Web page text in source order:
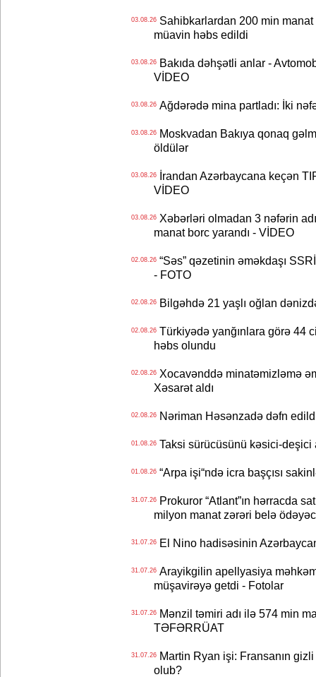
03.08.26Sahibkarlardan 200 min manat
müavin həbs edildi
03.08.26Bakıda dəhşətli anlar -
VİDEO
03.08.26Ağdərədə mina partladı: İki
03.08.26Moskvadan Bakıya qonaq
öldülər
03.08.26İrandan Azərbaycana keçən
VİDEO
03.08.26Xəbərləri olmadan 3 nəfərin
manat borc yarandı - VİDEO
02.08.26“Səs” qəzetinin əməkdaşı
- FOTO
02.08.26Bilgəhdə 21 yaşlı oğlan
02.08.26Türkiyədə yanğınlara görə 44
həbs olundu
02.08.26Xocavənddə minatəmizləmə
Xəsarət aldı
02.08.26Nəriman Həsənzadə dəfn
01.08.26Taksi sürücüsünü kəsici-deşici
01.08.26“Arpa işi“ndə icra başçısı
31.07.26Prokuror “Atlant”ın hərracda
milyon manat zərəri belə
31.07.26El Nino hadisəsinin
31.07.26Arayikgilin apellyasiya
müşavirəyə getdi - Fotolar
31.07.26Mənzil təmiri adı ilə 574 min
TƏFƏRRÜAT
31.07.26Martin Ryan işi: Fransanın gizli
olub?